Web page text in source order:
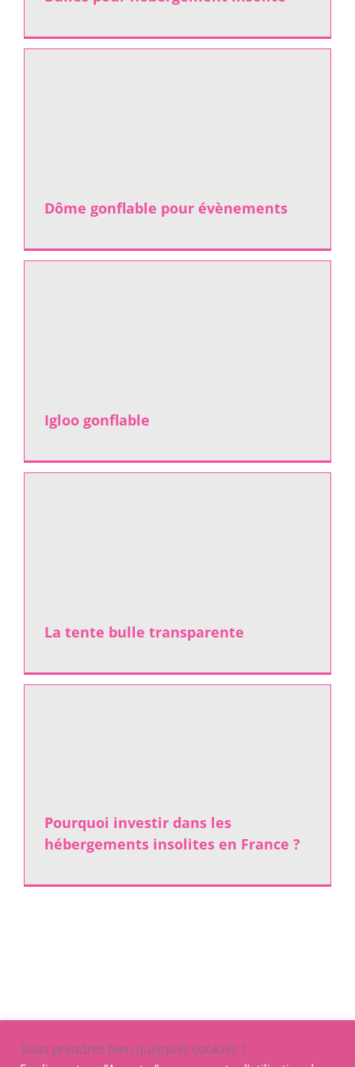
Dôme gonflable pour évènements
Igloo gonflable
La tente bulle transparente
Pourquoi investir dans les
hébergements insolites en France ?
Vous prendrez bien quelques cookies ?